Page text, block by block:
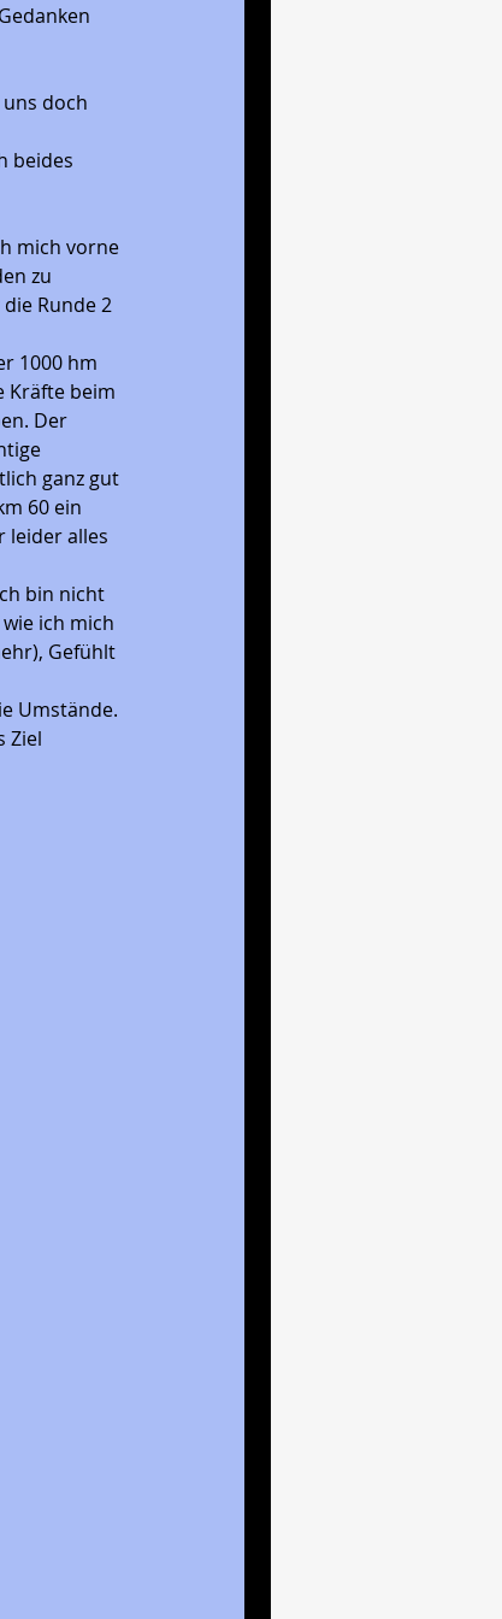
doch
beides
mich vorne
zu
Runde 2
1000 hm
Kräfte beim
Der
ganz gut
60 ein
leider alles
bin nicht
ich mich
Gefühlt
Umstände.
Ziel